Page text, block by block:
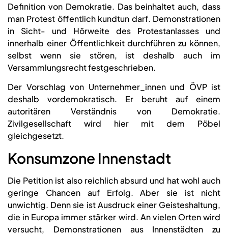
Definition von Demokratie. Das beinhaltet auch, dass
man Protest öffentlich kundtun darf. Demonstrationen
in Sicht- und Hörweite des Protestanlasses und
innerhalb einer Öffentlichkeit durchführen zu können,
selbst wenn sie stören, ist deshalb auch im
Versammlungsrecht festgeschrieben.
Der Vorschlag von Unternehmer_innen und ÖVP ist
deshalb vordemokratisch. Er beruht auf einem
autoritären Verständnis von Demokratie.
Zivilgesellschaft wird hier mit dem Pöbel
gleichgesetzt.
Konsumzone Innenstadt
Die Petition ist also reichlich absurd und hat wohl auch
geringe Chancen auf Erfolg. Aber sie ist nicht
unwichtig. Denn sie ist Ausdruck einer Geisteshaltung,
die in Europa immer stärker wird. An vielen Orten wird
versucht, Demonstrationen aus Innenstädten zu